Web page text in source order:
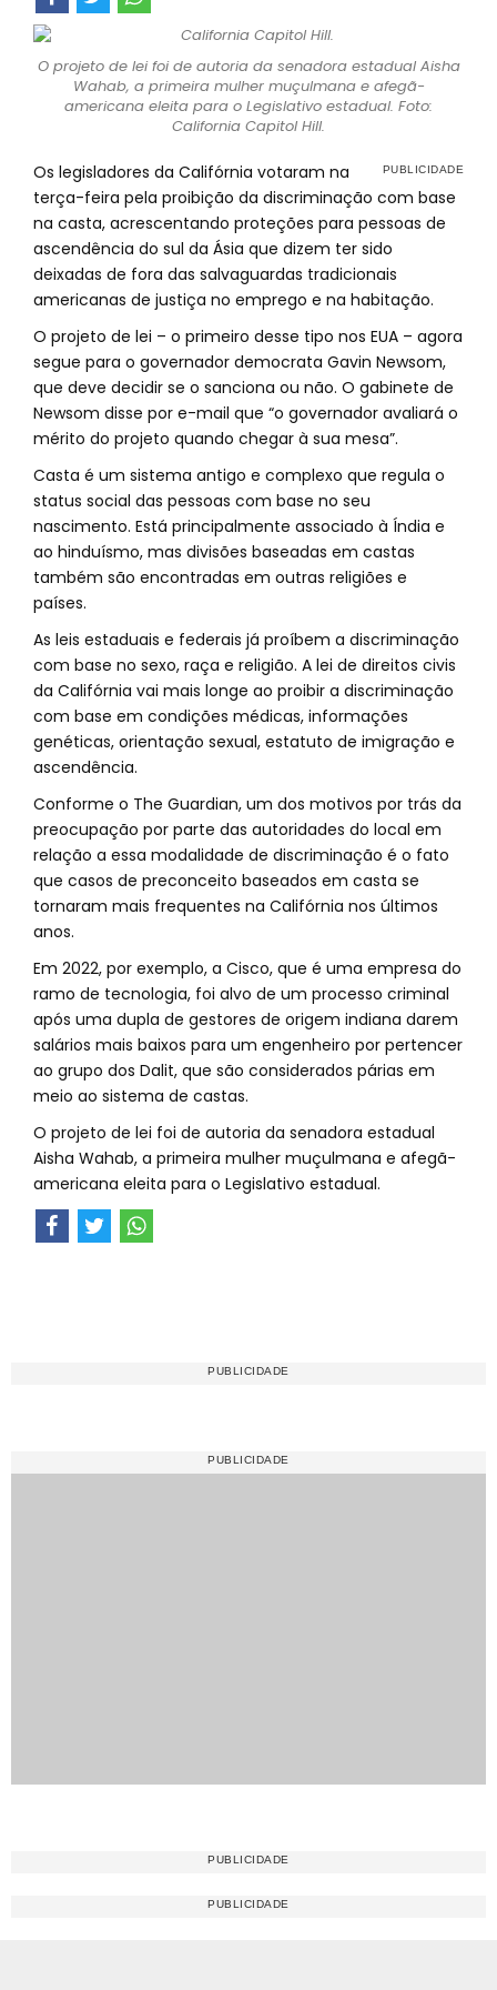
O projeto de lei foi de autoria da senadora estadual Aisha
Wahab, a primeira mulher muçulmana e afegã-
americana eleita para o Legislativo estadual. Foto:
California Capitol Hill.
Os legisladores da Califórnia votaram na
terça-feira pela proibição da discriminação com base
na casta, acrescentando proteções para pessoas de
ascendência do sul da Ásia que dizem ter sido
deixadas de fora das salvaguardas tradicionais
americanas de justiça no emprego e na habitação.
O projeto de lei – o primeiro desse tipo nos EUA – agora
segue para o governador democrata Gavin Newsom,
que deve decidir se o sanciona ou não. O gabinete de
Newsom disse por e-mail que “o governador avaliará o
mérito do projeto quando chegar à sua mesa”.
Casta é um sistema antigo e complexo que regula o
status social das pessoas com base no seu
nascimento. Está principalmente associado à Índia e
ao hinduísmo, mas divisões baseadas em castas
também são encontradas em outras religiões e
países.
As leis estaduais e federais já proíbem a discriminação
com base no sexo, raça e religião. A lei de direitos civis
da Califórnia vai mais longe ao proibir a discriminação
com base em condições médicas, informações
genéticas, orientação sexual, estatuto de imigração e
ascendência.
Conforme o The Guardian, um dos motivos por trás da
preocupação por parte das autoridades do local em
relação a essa modalidade de discriminação é o fato
que casos de preconceito baseados em casta se
tornaram mais frequentes na Califórnia nos últimos
anos.
Em 2022, por exemplo, a Cisco, que é uma empresa do
ramo de tecnologia, foi alvo de um processo criminal
após uma dupla de gestores de origem indiana darem
salários mais baixos para um engenheiro por pertencer
ao grupo dos Dalit, que são considerados párias em
meio ao sistema de castas.
O projeto de lei foi de autoria da senadora estadual
Aisha Wahab, a primeira mulher muçulmana e afegã-
americana eleita para o Legislativo estadual.